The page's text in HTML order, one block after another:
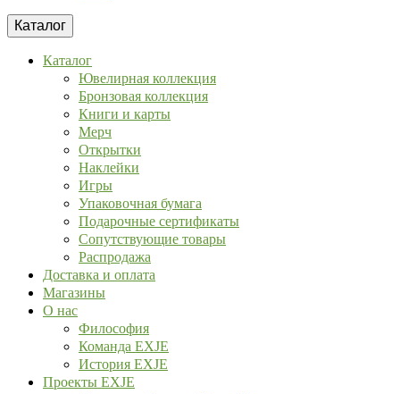
Каталог
Каталог
Ювелирная коллекция
Бронзовая коллекция
Книги и карты
Мерч
Открытки
Наклейки
Игры
Упаковочная бумага
Подарочные сертификаты
Сопутствующие товары
Распродажа
Доставка и оплата
Магазины
О нас
Философия
Команда EXJE
История EXJE
Проекты EXJE